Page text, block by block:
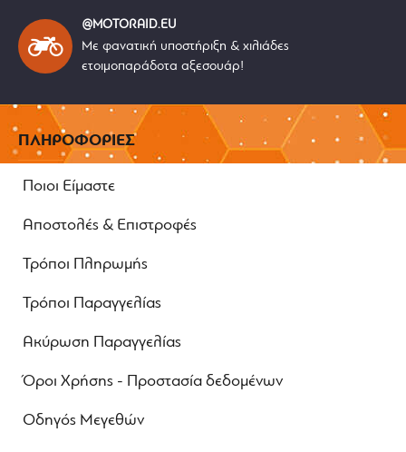
@MOTORAID.EU
Με φανατική υποστήριξη & χιλιάδες
ετοιμοπαράδοτα αξεσουάρ!
ΠΛΗΡΟΦΟΡΙΕΣ
Ποιοι Είμαστε
Αποστολές & Επιστροφές
Τρόποι Πληρωμής
Τρόποι Παραγγελίας
Ακύρωση Παραγγελίας
Όροι Χρήσης - Προστασία δεδομένων
Οδηγός Μεγεθών